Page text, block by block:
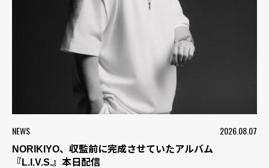
NEWS 2026.08.07
NORIKIYO、収監前に完成させていたアルバム
『L.I.V.S.』本日配信